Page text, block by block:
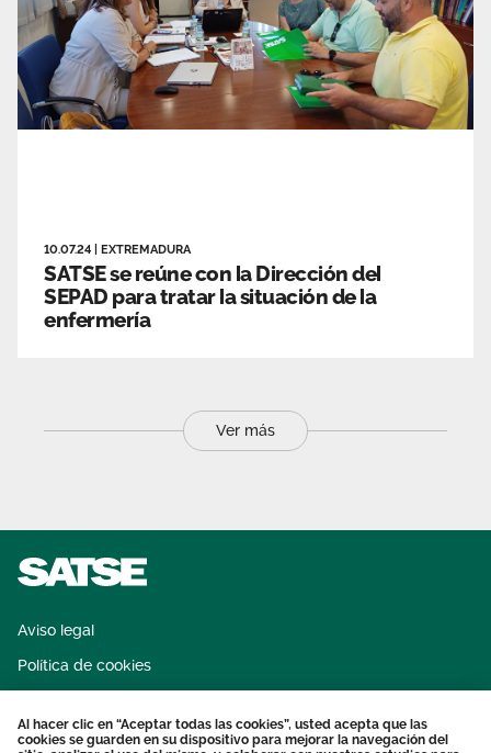
10.07.24 EXTREMADURA
SATSE se reúne con la Dirección del
SEPAD para tratar la situación de la
enfermería
Ver más
Aviso legal
Política de cookies
Protección datos personales
Al hacer clic en “Aceptar todas las cookies”, usted acepta que las
cookies se guarden en su dispositivo para mejorar la navegación del